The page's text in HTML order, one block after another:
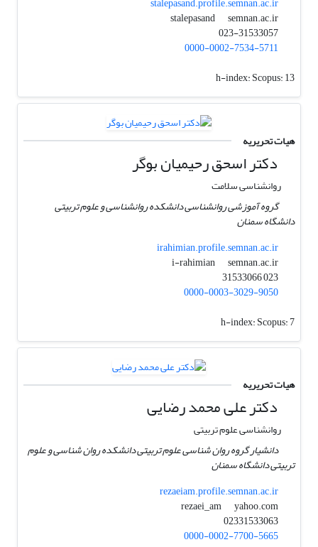
stalepasand
semnan.ac.ir
023-31533057
0000-0002-7534-5711
h-index:Scopus: 13
هیات تحریریه
دکتر اسحق رحیمیان بوگر
روانشناسی سلامت
گروه آموزشی روانشناسی دانشکده روانشناسی و علوم تربیتی
دانشگاه سمنان
irahimian.profile.semnan.ac.ir
i-rahimian
semnan.ac.ir
023 31533066
0000-0003-3029-9050
h-index:Scopus: 7
هیات تحریریه
دکتر علی محمد رضایی
روانشناسی علوم تربیتی
دانشیار گروه روان شناسی علوم تربیتی دانشکده روان شناسی و علوم
تربیتی دانشگاه سمنان
rezaeiam.profile.semnan.ac.ir
rezaei_am
yahoo.com
02331533063
0000-0002-7700-5665